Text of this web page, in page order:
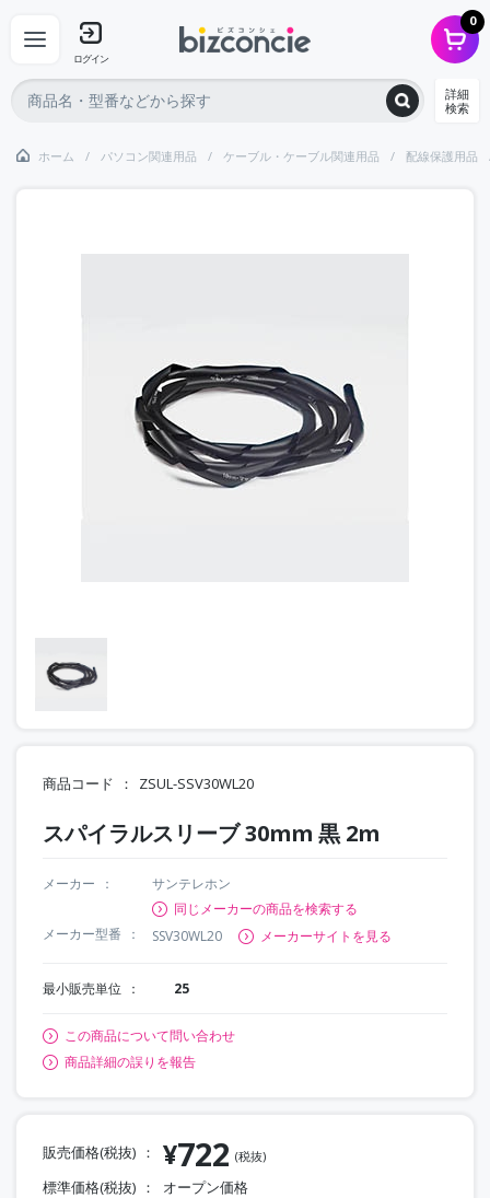
ログイン
0
詳細
検索
ホーム パソコン関連用品 ケーブル・ケーブル関連用品 配線保護用品
商品コード ZSUL-SSV30WL20
スパイラルスリーブ 30mm 黒 2m
メーカー
サンテレホン
同じメーカーの商品を検索する
メーカー型番
SSV30WL20 メーカーサイトを見る
最小販売単位 25
この商品について問い合わせ
商品詳細の誤りを報告
販売価格(税抜) ¥722 (税抜)
標準価格(税抜) オープン価格